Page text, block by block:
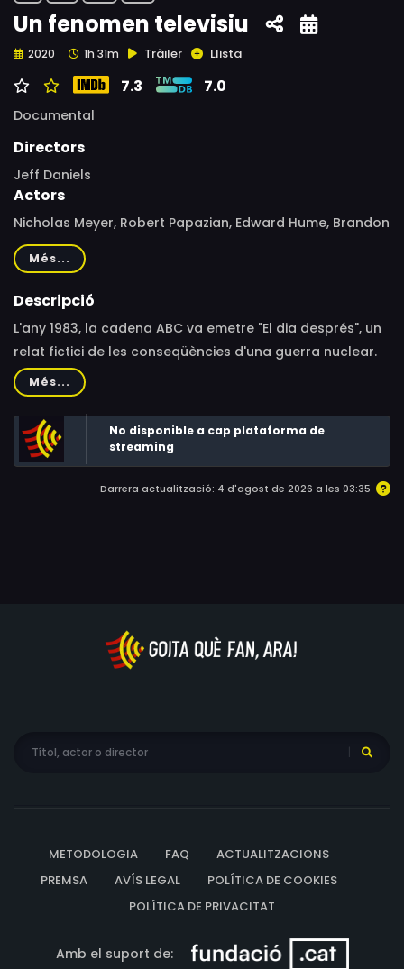
Un fenomen televisiu
2020 1h 31m Tràiler Llista
7.3 7.0
Documental
Directors
Jeff Daniels
Actors
Nicholas Meyer, Robert Papazian, Edward Hume, Brandon
Stoddard, Stephanie Austin, Stu Samuels, Ellen Anthony,
Ted Koppel, Ronald Reagan
Més...
Descripció
L'any 1983, la cadena ABC va emetre "El dia després", un
relat fictici de les conseqüències d'una guerra nuclear.
Va ser rècord d'audiència i l'impacte va arribar a la
Casa Blanca. "Un fenomen televisiu" recull aquella
història.
Més...
No disponible a cap plataforma de
streaming
Darrera actualització: 4 d'agost de 2026 a les 03:35
METODOLOGIA FAQ
ACTUALITZACIONS
PREMSA
AVÍS LEGAL
POLÍTICA DE COOKIES
POLÍTICA DE PRIVACITAT
Amb el suport de: